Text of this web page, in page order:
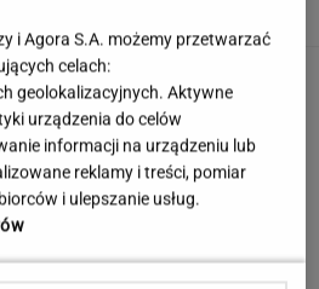
Uciekli z Warszawy do
Dziś mówią o jednym: korkach
Oto darmowy sposób na
pomiary prędkości. Polski program
OKUROWSKI
i Agora S.A. możemy przetwarzać
celach:
geolokalizacyjnych. Aktywne
urządzenia do celów
informacji na urządzeniu lub
reklamy i treści, pomiar
i ulepszanie usług.